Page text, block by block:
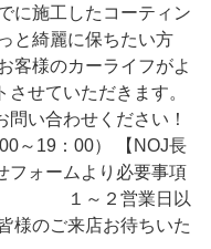
に施工したコーティン
と綺麗に保ちたい方
客様のカーライフがよ
せていただきます。
い合わせください！
～19：00） 【NOJ長
フォームより必要事項
。 １～２営業日以
様のご来店お待ちいた